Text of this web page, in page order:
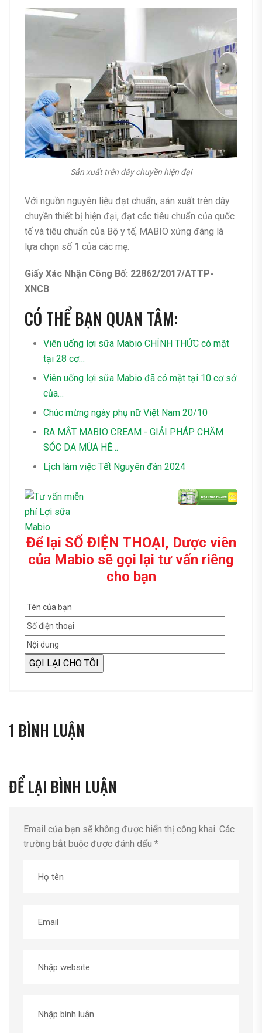
Sản xuất trên dây chuyền hiện đại
Với nguồn nguyên liệu đạt chuẩn, sản xuất trên dây
chuyền thiết bị hiện đại, đạt các tiêu chuẩn của quốc
tế và tiêu chuẩn của Bộ y tế, MABIO xứng đáng là
lựa chọn số 1 của các mẹ.
Giấy Xác Nhận Công Bố: 22862/2017/ATTP-
XNCB
CÓ THỂ BẠN QUAN TÂM:
Viên uống lợi sữa Mabio CHÍNH THỨC có mặt
tại 28 cơ…
Viên uống lợi sữa Mabio đã có mặt tại 10 cơ sở
của…
Chúc mừng ngày phụ nữ Việt Nam 20/10
RA MẮT MABIO CREAM - GIẢI PHÁP CHĂM
SÓC DA MÙA HÈ…
Lịch làm việc Tết Nguyên đán 2024
Để lại SỐ ĐIỆN THOẠI, Dược viên
của Mabio sẽ gọi lại tư vấn riêng
cho bạn
1 BÌNH LUẬN
ĐỂ LẠI BÌNH LUẬN
Email của bạn sẽ không được hiển thị công khai. Các
trường bắt buộc được đánh dấu *